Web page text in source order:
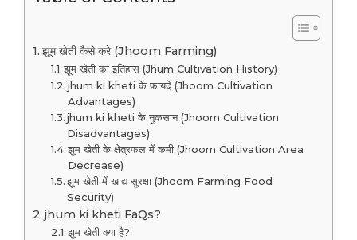
झूम खेती कैसे करे (Jhoom Farming)
झूम खेती का इतिहास (Jhum Cultivation History)
jhum ki kheti के फायदे (Jhoom Cultivation
Advantages)
jhum ki kheti के नुकसान (Jhoom Cultivation
Disadvantages)
झूम खेती के क्षेत्रफल में कमी (Jhoom Cultivation Area
Decrease)
झूम खेती में खाद्य सुरक्षा (Jhoom Farming Food
Security)
jhum ki kheti FaQs?
झूम खेती क्या है?